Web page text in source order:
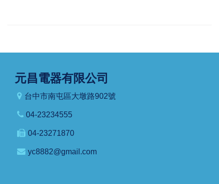
元昌電器有限公司
台中市南屯區大墩路902號
04-23234555
04-23271870
yc8882@gmail.com